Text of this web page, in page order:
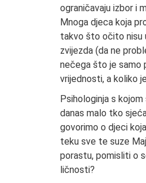
ograničavaju izbor i
Mnoga djeca koja
takvo što očito nisu
zvijezda (da ne
nečega što je samo
vrijednosti, a koliko
Psihologinja s
danas malo tko
govorimo o djeci
teku sve te suze
porastu, pomisliti o
ličnosti?